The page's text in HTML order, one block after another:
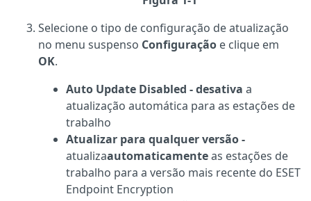
Selecione o tipo de configuração de atualização
no menu suspenso Configuração e clique em
OK.
Auto Update Disabled - desativa a
atualização automática para as estações de
trabalho
Atualizar para qualquer versão -
atualizaautomaticamenteas estações de
trabalho para a versão mais recente do ESET
Endpoint Encryption